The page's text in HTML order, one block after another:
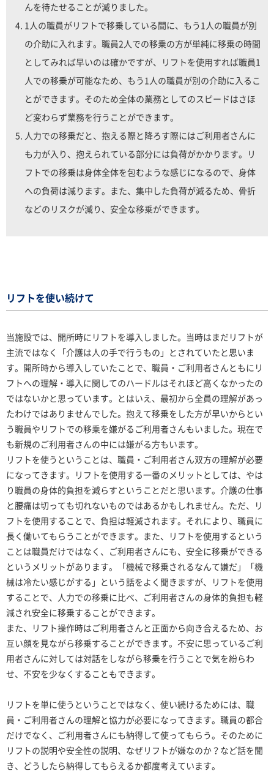
んを待たせることが減りました。
1人の職員がリフトで移乗している間に、もう1人の職員が別
の介助に入れます。職員2人での移乗の方が単純に移乗の時間
としてみれば早いのは確かですが、リフトを使用すれば職員1
人での移乗が可能なため、もう1人の職員が別の介助に入るこ
とができます。そのため全体の業務としてのスピードはさほ
ど変わらず業務を行うことができます。
人力での移乗だと、抱える際と降ろす際にはご利用者さんに
も力が入り、抱えられている部分には負荷がかかります。リ
フトでの移乗は身体全体を包むような感じになるので、身体
への負荷は減ります。また、集中した負荷が減るため、骨折
などのリスクが減り、安全な移乗ができます。
リフトを使い続けて
当施設では、開所時にリフトを導入しました。当時はまだリフトが
主流ではなく「介護は人の手で行うもの」とされていたと思いま
す。開所時から導入していたことで、職員・ご利用者さんともにリ
フトへの理解・導入に関してのハードルはそれほど高くなかったの
ではないかと思っています。とはいえ、最初から全員の理解があっ
たわけではありませんでした。抱えて移乗をした方が早いからとい
う職員やリフトでの移乗を嫌がるご利用者さんもいました。現在で
も新規のご利用者さんの中には嫌がる方もいます。
リフトを使うということは、職員・ご利用者さん双方の理解が必要
になってきます。リフトを使用する一番のメリットとしては、やは
り職員の身体的負担を減らすということだと思います。介護の仕事
と腰痛は切っても切れないものではあるかもしれません。ただ、リ
フトを使用することで、負担は軽減されます。それにより、職員に
長く働いてもらうことができます。また、リフトを使用するという
ことは職員だけではなく、ご利用者さんにも、安全に移乗ができる
というメリットがあります。「機械で移乗されるなんて嫌だ」「機
械は冷たい感じがする」という話をよく聞きますが、リフトを使用
することで、人力での移乗に比べ、ご利用者さんの身体的負担も軽
減され安全に移乗することができます。
また、リフト操作時はご利用者さんと正面から向き合えるため、お
互い顔を見ながら移乗することができます。不安に思っているご利
用者さんに対しては対話をしながら移乗を行うことで気を紛らわ
せ、不安を少なくすることもできます。
リフトを単に使うということではなく、使い続けるためには、職
員・ご利用者さんの理解と協力が必要になってきます。職員の都合
だけでなく、ご利用者さんにも納得して使ってもらう。そのために
リフトの説明や安全性の説明、なぜリフトが嫌なのか？など話を聞
き、どうしたら納得してもらえるか都度考えています。